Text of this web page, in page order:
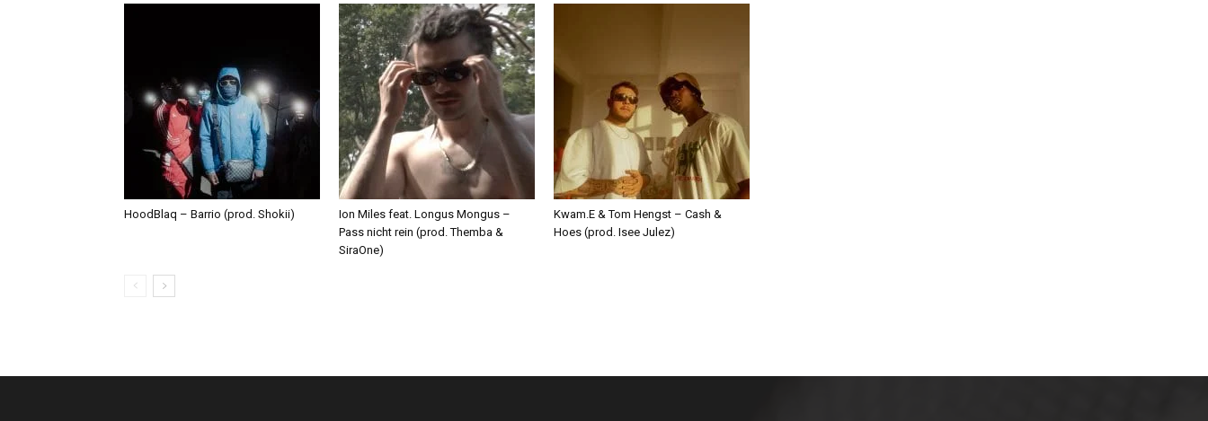
HoodBlaq – Barrio (prod. Shokii)
Ion Miles feat. Longus Mongus –
Pass nicht rein (prod. Themba &
SiraOne)
Kwam.E & Tom Hengst – Cash &
Hoes (prod. Isee Julez)